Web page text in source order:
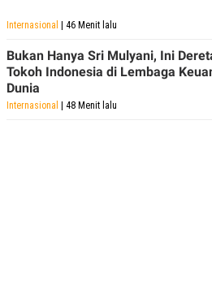
Internasional | 46 Menit lalu
Bukan Hanya Sri Mulyani, Ini
Tokoh Indonesia di Lembaga
Dunia
Internasional | 48 Menit lalu